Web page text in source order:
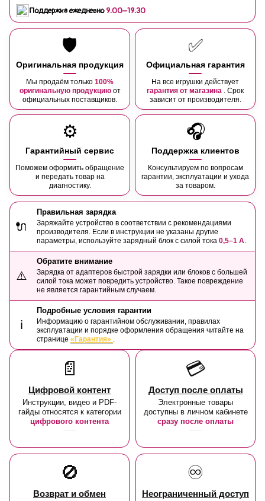
Поддержка ежедневно9:00–19:30
🛡️
Оригинальная продукция
Мы продаём только 100%
оригинальную продукцию от
официальных поставщиков.
✅
Официальная гарантия
На все игрушки действует
гарантия от магазина . Срок
зависит от производителя.
⚙️
Гарантийный сервис
Поможем оформить обращение
и передать товар на
диагностику.
🎧
Поддержка клиентов
Консультируем по вопросам
гарантии, эксплуатации и ухода
за товаром.
🔌
Правильная зарядка
Заряжайте устройство в соответствии с рекомендациями
производителя. Если в инструкции не указаны другие
параметры, используйте зарядный блок с силой тока 0,5–1 А.
⚠️
Обратите внимание
Зарядка от адаптеров быстрой зарядки или блоков с большей
силой тока может повредить устройство. Такое повреждение
не является гарантийным случаем.
ℹ️
Подробные условия гарантии
Информацию о гарантийном обслуживании, правилах
эксплуатации и порядке оформления обращения читайте на
странице «Гарантия» .
📄
Цифровой контент
Инструкции, видео и PDF-
гайды относятся к категории
цифрового контента
💳
Доступ после оплаты
Электронные товары
доступны в личном кабинете
сразу после оплаты
🚫
Возврат и обмен
♾️
Неограниченный доступ